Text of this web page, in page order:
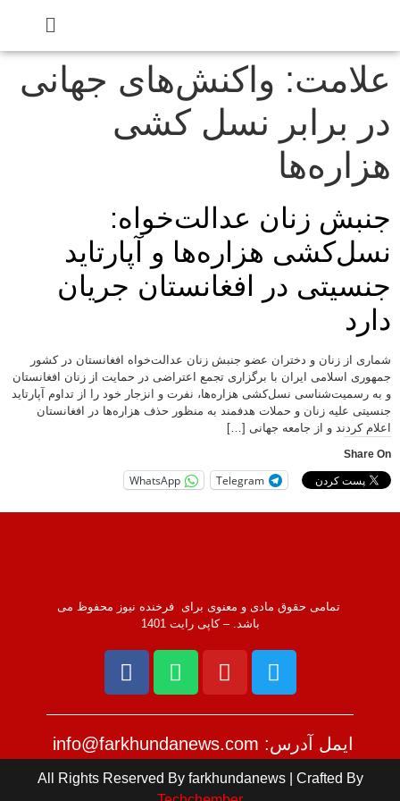
علامت: واکنش‌های جهانی
در برابر نسل کشی
هزاره‌ها
جنبش زنان عدالت‌خواه:
نسل‌کشی هزاره‌ها و آپارتاید
جنسیتی در افغانستان جریان
دارد
شماری از زنان و دختران عضو جنبش زنان عدالت‌خواه افغانستان در کشور
جمهوری اسلامی ایران با برگزاری تجمع اعتراضی در حمایت از زنان افغانستان
و به رسمیت‌شناسی نسل‌کشی هزاره‌ها، نفرت و انزجار خود را از تداوم آپارتاید
جنسیتی علیه زنان و حملات هدفمند به منظور حذف هزاره‌ها در افغانستان
اعلام کردند و از جامعه جهانی […]
Share On
Telegram
WhatsApp
تمامی حقوق مادی و معنوی برای فرخنده نیوز محفوظ می
باشد. – کاپی رایت 1401
ایمل آدرس: info@farkhundanews.com
All Rights Reserved By farkhundanews | Crafted By